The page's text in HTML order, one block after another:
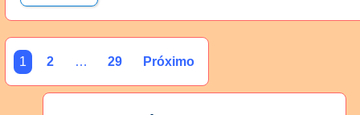
1 2 … 29 Próximo